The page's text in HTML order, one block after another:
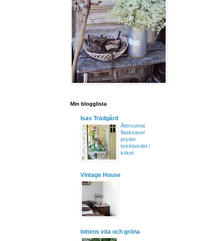
Min blogglista
Isas Trädgård
Återvunna
flaskvaser
pryder
brickbordet i
köket
Vintage House
lottens vita och gröna